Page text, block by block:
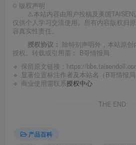
© 版权声明
⚠️本站内容由用户投稿及美国TAISEN
仅供个人学习交流使用。所有内容版权归
容真实性责任。
授权协议： 除特别声明外，本站原创
授权。转载或引用需： B哥情报局
🔹 保留原文链接： https://
🔹 显著位置标注作者及本站名（B哥情报局
🔹 商业使用需联系授权中心
THE END
产品百科